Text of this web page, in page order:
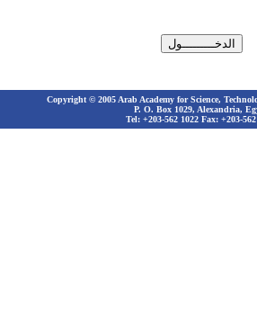
Copyright © 2005 Arab Academy for Science,
P. O. Box 1029, Alexandria,
Tel: +203-562 1022 Fax: +203-